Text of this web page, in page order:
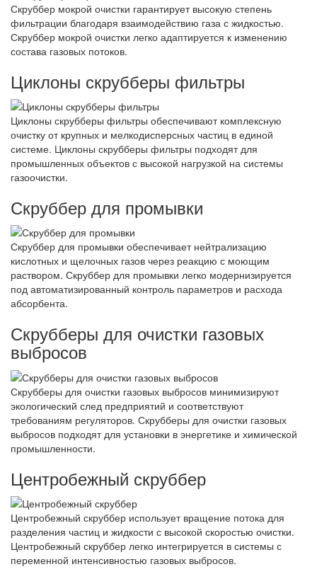
Скруббер мокрой очистки гарантирует высокую степень
фильтрации благодаря взаимодействию газа с жидкостью.
Скруббер мокрой очистки легко адаптируется к изменению
состава газовых потоков.
Циклоны скрубберы фильтры
Циклоны скрубберы фильтры обеспечивают комплексную
очистку от крупных и мелкодисперсных частиц в единой
системе. Циклоны скрубберы фильтры подходят для
промышленных объектов с высокой нагрузкой на системы
газоочистки.
Скруббер для промывки
Скруббер для промывки обеспечивает нейтрализацию
кислотных и щелочных газов через реакцию с моющим
раствором. Скруббер для промывки легко модернизируется
под автоматизированный контроль параметров и расхода
абсорбента.
Скрубберы для очистки газовых
выбросов
Скрубберы для очистки газовых выбросов минимизируют
экологический след предприятий и соответствуют
требованиям регуляторов. Скрубберы для очистки газовых
выбросов подходят для установки в энергетике и химической
промышленности.
Центробежный скруббер
Центробежный скруббер использует вращение потока для
разделения частиц и жидкости с высокой скоростью очистки.
Центробежный скруббер легко интегрируется в системы с
переменной интенсивностью газовых выбросов.